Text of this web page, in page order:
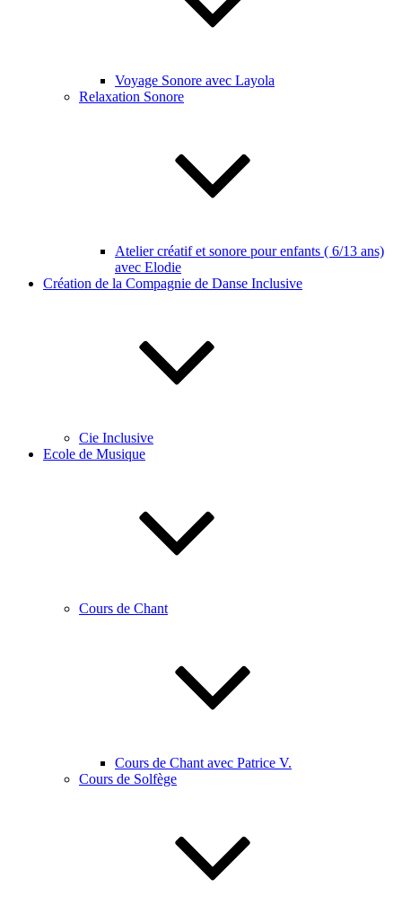
Voyage Sonore avec Layola
Relaxation Sonore
Atelier créatif et sonore pour enfants ( 6/13 ans)
avec Elodie
Création de la Compagnie de Danse Inclusive
Cie Inclusive
Ecole de Musique
Cours de Chant
Cours de Chant avec Patrice V.
Cours de Solfège